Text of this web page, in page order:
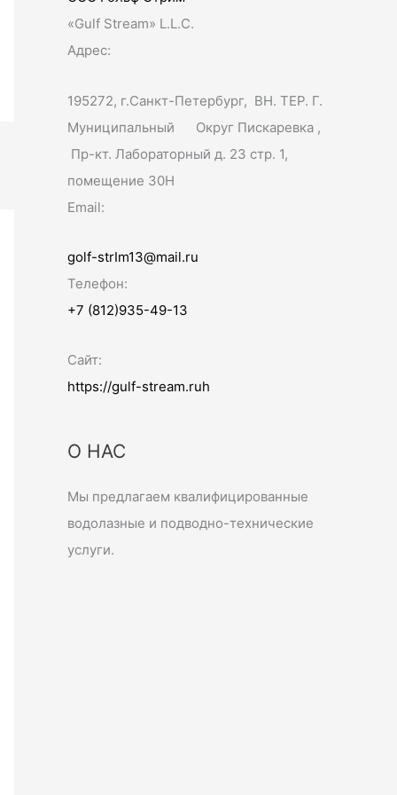
«Gulf Stream» L.L.C.
Адрес:
195272, г.Санкт-Петербург, ВН. ТЕР. Г.
Муниципальный Округ Пискаревка ,
Пр-кт. Лабораторный д. 23 стр. 1,
помещение 30Н
Email:
golf-strIm13@mail.ru
Телефон:
+7 (812)935-49-13
Сайт:
https://gulf-stream.ruh
О НАС
Мы предлагаем квалифицированные
водолазные и подводно-технические
услуги.